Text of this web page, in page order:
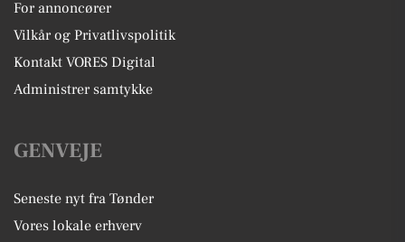
For annoncører
Vilkår og Privatlivspolitik
Kontakt VORES Digital
Administrer samtykke
GENVEJE
Seneste nyt fra Tønder
Vores lokale erhverv